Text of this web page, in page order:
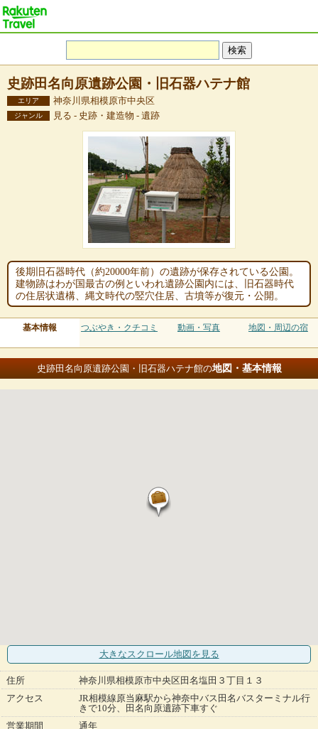
史跡田名向原遺跡公園・旧石器ハテナ館
エリア 神奈川県相模原市中央区
ジャンル 見る - 史跡・建造物 - 遺跡
後期旧石器時代（約20000年前）の遺跡が保存されている公園。
建物跡はわが国最古の例といわれ遺跡公園内には、旧石器時代
の住居状遺構、縄文時代の竪穴住居、古墳等が復元・公開。
基本情報 つぶやき・クチコミ 動画・写真 地図・周辺の宿
史跡田名向原遺跡公園・旧石器ハテナ館の地図・基本情報
大きなスクロール地図 を見る
住所
神奈川県相模原市中央区田名塩田３丁目１３
アクセス
JR相模線原当麻駅から神奈中バス田名バスターミナル行
きで10分、田名向原遺跡下車すぐ
営業期間
通年